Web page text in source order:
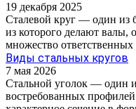
19 декабря 2025
Сталевой круг — один из
из которого делают
множество ответственных
Виды стальных кругов
7 мая 2026
Стальной уголок — один
востребованных